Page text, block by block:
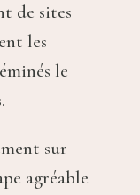
de sites
les
le
sur
agréable